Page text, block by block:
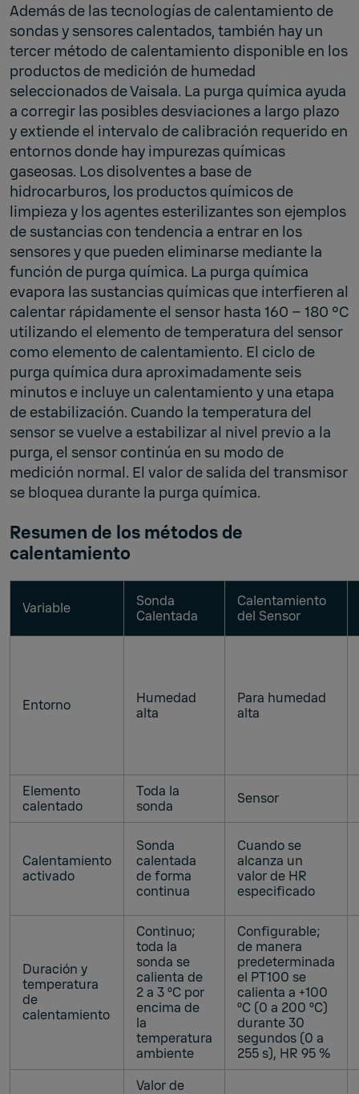
Además de las tecnologías de calentamiento de
sondas y sensores calentados, también hay un
tercer método de calentamiento disponible en los
productos de medición de humedad
seleccionados de Vaisala. La purga química ayuda
a corregir las posibles desviaciones a largo plazo
y extiende el intervalo de calibración requerido en
entornos donde hay impurezas químicas
gaseosas. Los disolventes a base de
hidrocarburos, los productos químicos de
limpieza y los agentes esterilizantes son ejemplos
de sustancias con tendencia a entrar en los
sensores y que pueden eliminarse mediante la
función de purga química. La purga química
evapora las sustancias químicas que interfieren al
calentar rápidamente el sensor hasta 160 – 180 °C
utilizando el elemento de temperatura del sensor
como elemento de calentamiento. El ciclo de
purga química dura aproximadamente seis
minutos e incluye un calentamiento y una etapa
de estabilización. Cuando la temperatura del
sensor se vuelve a estabilizar al nivel previo a la
purga, el sensor continúa en su modo de
medición normal. El valor de salida del transmisor
se bloquea durante la purga química.
Resumen de los métodos de
calentamiento
Variable
Sonda
Calentada
Calentamiento
del Sensor
Entorno
Humedad
alta
Para humedad
alta
Elemento
calentado
Toda la
sonda
Sensor
Calentamiento
activado
Sonda
calentada
de forma
continua
Cuando se
alcanza un
valor de HR
especificado
Duración y
temperatura
de
calentamiento
Continuo;
toda la
sonda se
calienta de
2 a 3 ºC por
encima de
la
temperatura
ambiente
Configurable;
de manera
predeterminada
el PT100 se
calienta a +100
ºC (0 a 200 ºC)
durante 30
segundos (0 a
255 s), HR 95 %
Valor de